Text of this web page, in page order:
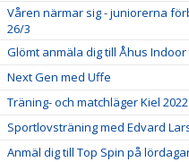
Våren närmar sig - juniorerna
26/3
Glömt anmäla dig till Åhus
Next Gen med Uffe
Träning- och matchläger Kiel
Sportlovsträning med Edvard
Anmäl dig till Top Spin på